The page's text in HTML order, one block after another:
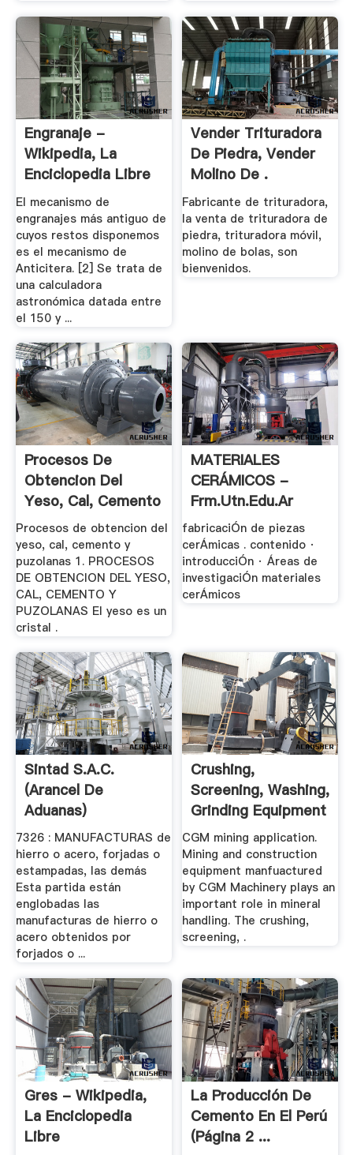
Engranaje -
Wikipedia, La
Enciclopedia Libre
El mecanismo de
engranajes más antiguo de
cuyos restos disponemos
es el mecanismo de
Anticitera. [2] Se trata de
una calculadora
astronómica datada entre
el 150 y ...
Vender Trituradora
De Piedra, Vender
Molino De .
Fabricante de trituradora,
la venta de trituradora de
piedra, trituradora móvil,
molino de bolas, son
bienvenidos.
Procesos De
Obtencion Del
Yeso, Cal, Cemento
Y .
Procesos de obtencion del
yeso, cal, cemento y
puzolanas 1. PROCESOS
DE OBTENCION DEL YESO,
CAL, CEMENTO Y
PUZOLANAS El yeso es un
cristal .
MATERIALES
CERÁMICOS -
Frm.utn.edu.ar
fabricaciÓn de piezas
cerÁmicas . contenido ·
introducciÓn · Áreas de
investigaciÓn materiales
cerÁmicos
Sintad S.A.C.
(Arancel De
Aduanas)
7326 : MANUFACTURAS de
hierro o acero, forjadas o
estampadas, las demás
Esta partida están
englobadas las
manufacturas de hierro o
acero obtenidos por
forjados o ...
Crushing,
Screening, Washing,
Grinding Equipment
.
CGM mining application.
Mining and construction
equipment manfuactured
by CGM Machinery plays an
important role in mineral
handling. The crushing,
screening, .
Gres - Wikipedia,
La Enciclopedia
Libre
La Producción De
Cemento En El Perú
(página 2 ...